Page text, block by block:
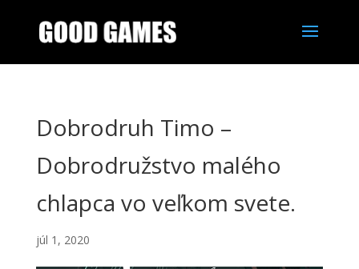
Dobrodruh Timo –
Dobrodružstvo malého
chlapca vo veľkom svete.
júl 1, 2020